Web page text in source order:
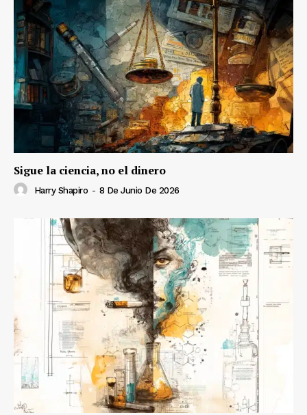
Sigue la ciencia, no el dinero
Harry Shapiro - 8 De Junio De 2026